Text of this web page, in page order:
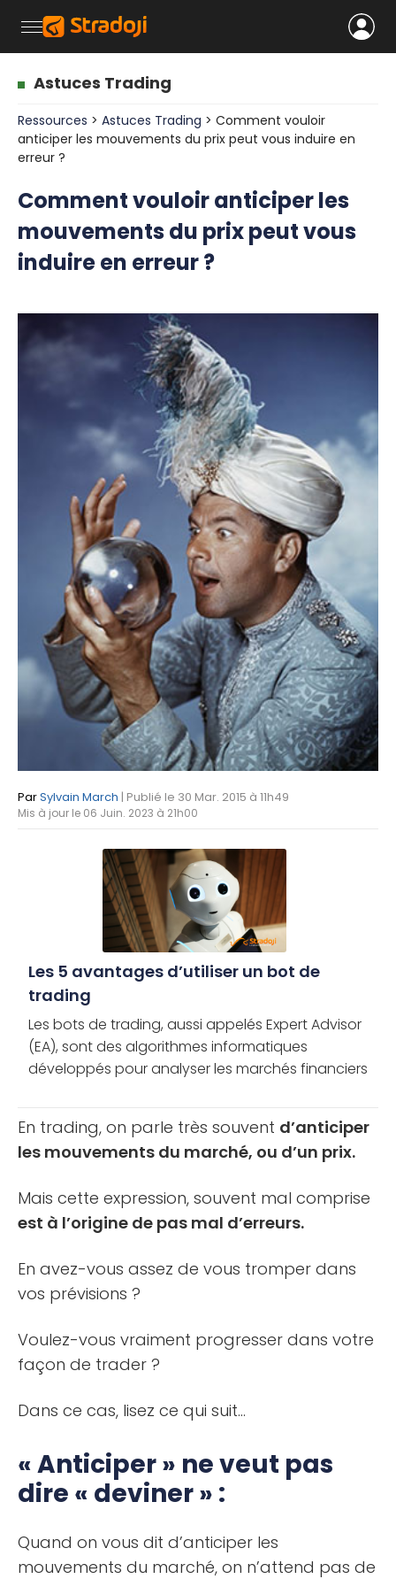
Astuces Trading
Ressources > Astuces Trading > Comment vouloir
anticiper les mouvements du prix peut vous induire en
erreur ?
Comment vouloir anticiper les
mouvements du prix peut vous
induire en erreur ?
ParSylvain March | Publié le 30 Mar. 2015 à 11h49
Mis à jour le 06 Juin. 2023 à 21h00
Les 5 avantages d’utiliser un bot de
trading
Les bots de trading, aussi appelés Expert Advisor
(EA), sont des algorithmes informatiques
développés pour analyser les marchés financiers
En trading, on parle très souvent d’anticiper
les mouvements du marché, ou d’un prix.
Mais cette expression, souvent mal comprise
est à l’origine de pas mal d’erreurs.
En avez-vous assez de vous tromper dans
vos prévisions ?
Voulez-vous vraiment progresser dans votre
façon de trader ?
Dans ce cas, lisez ce qui suit…
« Anticiper » ne veut pas
dire « deviner » :
Quand on vous dit d’anticiper les
mouvements du marché, on n’attend pas de